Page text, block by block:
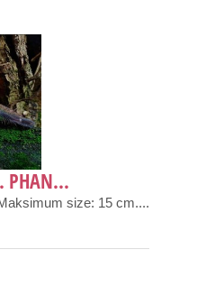
PHAN...
size: 15 cm....